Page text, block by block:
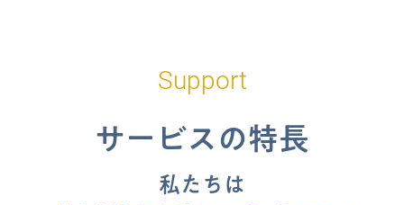
Support
サービスの特長
私たちは